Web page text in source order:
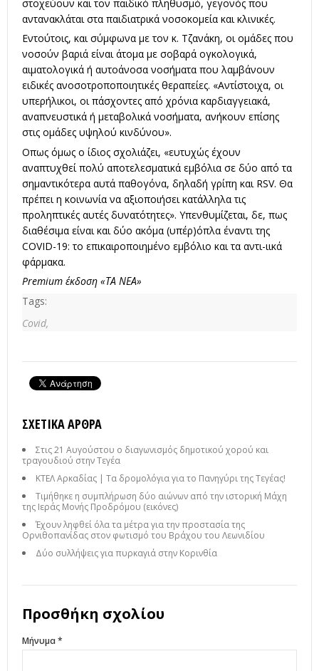
στοχεύουν και τον παιδικό πληθυσμό, γεγονός που
αντανακλάται στα παιδιατρικά νοσοκομεία και κλινικές.
Εντούτοις, και σύμφωνα με τον κ. Τζανάκη, οι ομάδες που
νοσούν βαριά είναι άτομα με σοβαρά ογκολογικά,
αιματολογικά ή αυτοάνοσα νοσήματα που λαμβάνουν
ειδικές ανοσοτροποποιητικές θεραπείες. «Αντίστοιχα, οι
υπερήλικοι, οι πάσχοντες από χρόνια καρδιαγγειακά,
αναπνευστικά ή μεταβολικά νοσήματα, ανήκουν επίσης
στις ομάδες υψηλού κινδύνου».
Οπως όμως ο ίδιος σχολιάζει, «ευτυχώς έχουν
αναπτυχθεί πολύ αποτελεσματικά εμβόλια σε δύο από τα
σημαντικότερα αυτά παθογόνα, δηλαδή γρίπη και RSV. Θα
πρέπει η κοινωνία να αξιοποιήσει κατάλληλα τις
προληπτικές αυτές δυνατότητες». Υπενθυμίζεται, δε, πως
διαθέσιμα είναι και δύο ακόμα (υπέρ)όπλα έναντι της
COVID-19: το επικαιροποιημένο εμβόλιο και τα αντι-ιικά
φάρμακα.
Premium έκδοση «ΤΑ ΝΕΑ»
Tags:
Covid,
ΣΧΕΤΙΚΆ ΆΡΘΡΑ
Στις 21 Αυγούστου ο διαγωνισμός δημοτικού χορού και
τραγουδιού στην Τεγέα
ΚΤΕΛ Αρκαδίας | Τα δρομολόγια για το Πανηγύρι της Τεγέας!
Τιμήθηκε η συμπλήρωση δύο αιώνων από την ιστορική Μάχη
της Ιεράς Μονής Προδρόμου (εικόνες)
Έχουν ληφθεί όλα τα μέτρα για την προστασία της
Ορνιθοπανίδας στον φωτισμό του Βράχου του Λεωνιδίου
Δύο συλλήψεις για πυρκαγιά στην Κορινθία
Προσθήκη σχολίου
Μήνυμα *